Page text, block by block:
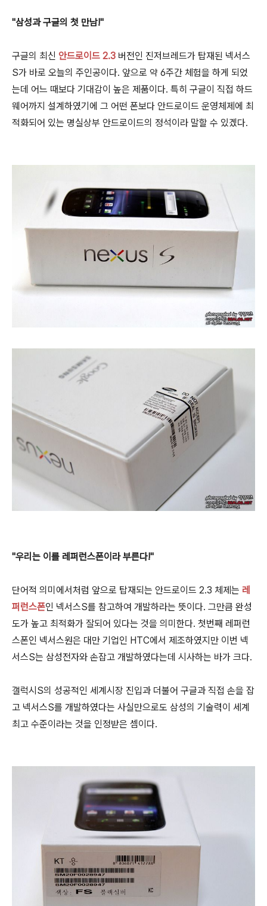
"삼성과 구글의 첫 만남!"
구글의 최신 안드로이드 2.3 버전인 진저브레드가 탑재된 넥서스
S가 바로 오늘의 주인공이다. 앞으로 약 6주간 체험을 하게 되었
는데 어느 때보다 기대감이 높은 제품이다. 특히 구글이 직접 하드
웨어까지 설계하였기에 그 어떤 폰보다 안드로이드 운영체제에 최
적화되어 있는 명실상부 안드로이드의 정석이라 말할 수 있겠다.
"우리는 이를 레퍼런스폰이라 부른다!"
단어적 의미에서처럼 앞으로 탑재되는 안드로이드 2.3 체제는 레
퍼런스폰인 넥서스S를 참고하여 개발하라는 뜻이다. 그만큼 완성
도가 높고 최적화가 잘되어 있다는 것을 의미한다. 첫번째 레퍼런
스폰인 넥서스원은 대만 기업인 HTC에서 제조하였지만 이번 넥
서스S는 삼성전자와 손잡고 개발하였다는데 시사하는 바가 크다.
갤럭시S의 성공적인 세계시장 진입과 더불어 구글과 직접 손을 잡
고 넥서스S를 개발하였다는 사실만으로도 삼성의 기술력이 세계
최고 수준이라는 것을 인정받은 셈이다.